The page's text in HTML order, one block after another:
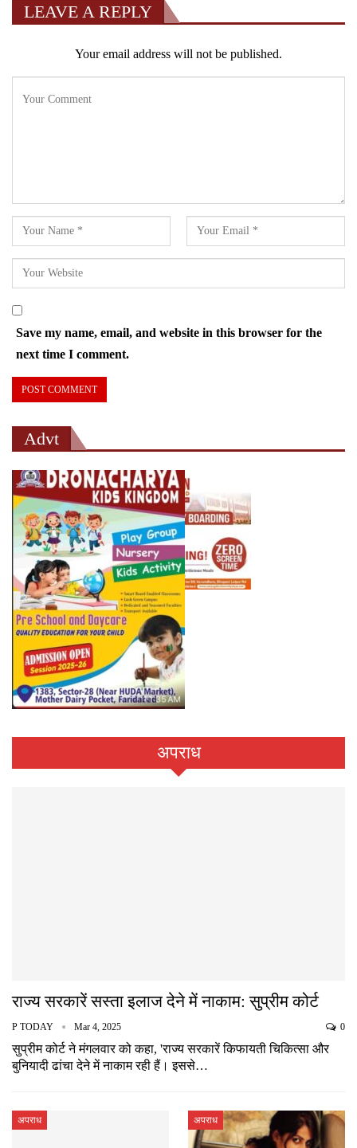
LEAVE A REPLY
Your email address will not be published.
Save my name, email, and website in this browser for the
next time I comment.
Advt
अपराध
राज्य सरकारें सस्ता इलाज देने में नाकाम: सुप्रीम कोर्ट
P TODAY Mar 4, 2025 0
सुप्रीम कोर्ट ने मंगलवार को कहा, 'राज्य सरकारें किफायती चिकित्सा और
बुनियादी ढांचा देने में नाकाम रही हैं। इससे…
अपराध अपराध